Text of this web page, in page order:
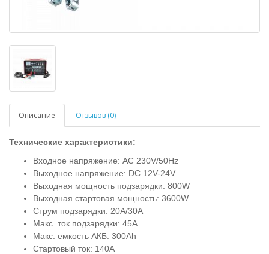
Описание Отзывов (0)
Технические характеристики:
Входное напряжение: AC 230V/50Hz
Выходное напряжение: DC 12V-24V
Выходная мощность подзарядки: 800W
Выходная стартовая мощность: 3600W
Струм подзарядки: 20А/30А
Макс. ток подзарядки: 45A
Макс. емкость АКБ: 300Ah
Стартовый ток: 140А